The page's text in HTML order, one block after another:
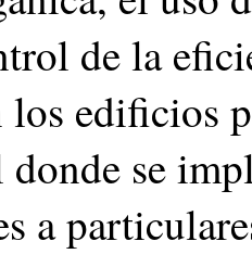
de la
los edificios
donde se
a